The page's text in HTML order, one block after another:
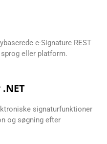
e-Signature REST
eller platform.
signaturfunktioner
og søgning efter